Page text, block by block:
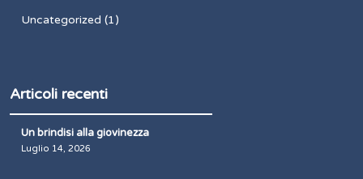
Uncategorized (1)
Articoli recenti
Un brindisi alla giovinezza
Luglio 14, 2026